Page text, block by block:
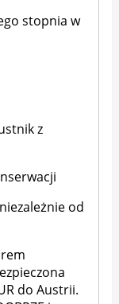
stopnia w
z
od
do Austrii.